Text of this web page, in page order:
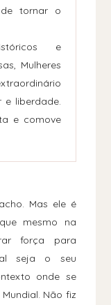
tornar o
e
Mulheres
liberdade.
e comove
Mas ele é
mesmo na
força para
seja o seu
onde se
Não fiz